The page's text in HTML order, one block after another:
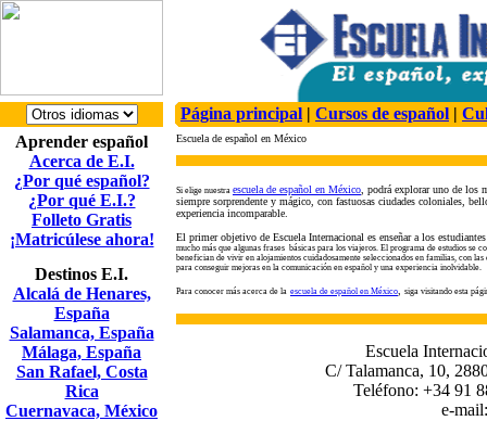
Página principal | Cursos de español |
Aprender español
Acerca de E.I.
¿Por qué español?
¿Por qué E.I.?
Folleto Gratis
¡Matricúlese ahora!
Destinos E.I.
Alcalá de Henares,
España
Salamanca, España
Málaga, España
San Rafael, Costa
Rica
Cuernavaca, México
Escuela de español en México
Si elige nuestra escuela de español en México podrá explorar uno de los
siempre sorprendente y mágico, con fastuosas ciudades coloniales,
experiencia incomparable.
El primer objetivo de Escuela Internacional es enseñar a los
mucho más que algunas frases básicas para los viajeros. El programa de estudios se
benefician de vivir en alojamientos cuidadosamente seleccionados en familias, con
para conseguir mejoras en la comunicación en español y una experiencia inolvidable.
Para conocer más acerca de la escuela de español en México siga visitando esta
Escuela
C/ Talamanca, 10,
Teléfono: +34 91
e-